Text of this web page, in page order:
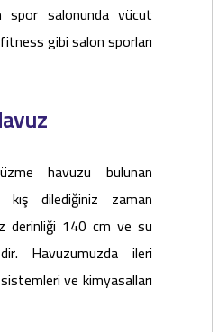
spor salonunda vücut
gibi salon sporları
havuzu bulunan
dilediğiniz zaman
derinliği 140 cm ve su
Havuzumuzda ileri
ve kimyasalları